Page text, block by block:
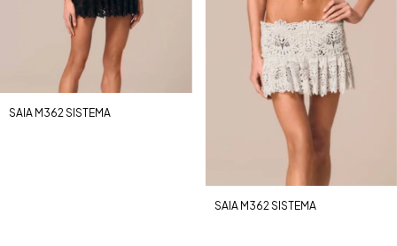
SAIA M362 SISTEMA
SAIA M362 SISTEMA